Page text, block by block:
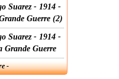
Suarez - 1914 -
Guerre (2)
Suarez - 1914 -
Grande Guerre
-